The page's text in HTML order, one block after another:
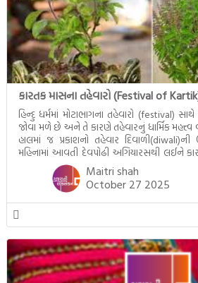
કારતક માસના તહેવારો (Festival of
હિન્દુ ધર્મમાં મોટાભાગના તહેવારો (festival)
જોવા મળે છે અને તે કારણે તહેવારનું ધાર્મિક
હાલમાં જ પ્રકાશનો તહેવાર
મહિનામાં આવતી દેવપોઢી અગિયારસથી લઈને
આવતી દેવ ઊઠી અગિયારસ વચ્ચે મોટેભાગે
દીક્ષાગ્રહણ, યજ્ઞ, ગૃહપ્રવેશ જેવા […]
Maitri shah
October 27 2025